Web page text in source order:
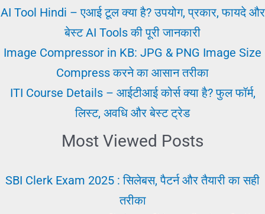
गुण
AI Tool Hindi – एआई टूल क्या है? उपयोग, प्रकार, फायदे और
बेस्ट AI Tools की पूरी जानकारी
Image Compressor in KB: JPG & PNG Image Size
Compress करने का आसान तरीका
ITI Course Details – आईटीआई कोर्स क्या है? फुल फॉर्म,
लिस्ट, अवधि और बेस्ट ट्रेड
Most Viewed Posts
SBI Clerk Exam 2025 : सिलेबस, पैटर्न और तैयारी का सही
तरीका